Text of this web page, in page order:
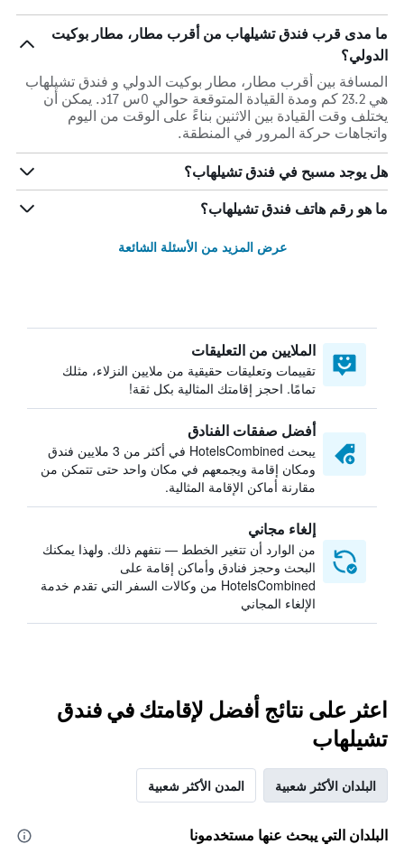
ما مدى قرب فندق تشيلهاب من أقرب مطار، مطار بوكيت
الدولي؟
المسافة بين أقرب مطار، مطار بوكيت الدولي و فندق تشيلهاب
هي 23.2 كم ومدة القيادة المتوقعة حوالي 0س 17د. يمكن أن
يختلف وقت القيادة بين الاثنين بناءً على الوقت من اليوم
واتجاهات حركة المرور في المنطقة.
هل يوجد مسبح في فندق تشيلهاب؟
ما هو رقم هاتف فندق تشيلهاب؟
عرض المزيد من الأسئلة الشائعة
الملايين من التعليقات
تقييمات وتعليقات حقيقية من ملايين النزلاء، مثلك
تمامًا. احجز إقامتك المثالية بكل ثقة!
أفضل صفقات الفنادق
يبحث HotelsCombined في أكثر من 3 ملايين فندق
ومكان إقامة ويجمعهم في مكان واحد حتى تتمكن من
مقارنة أماكن الإقامة المثالية.
إلغاء مجاني
من الوارد أن تتغير الخطط — نتفهم ذلك. ولهذا يمكنك
البحث وحجز فنادق وأماكن إقامة على
HotelsCombined من وكالات السفر التي تقدم خدمة
الإلغاء المجاني
اعثر على نتائج أفضل لإقامتك في فندق
تشيلهاب
البلدان الأكثر شعبية المدن الأكثر شعبية
البلدان التي يبحث عنها مستخدمونا